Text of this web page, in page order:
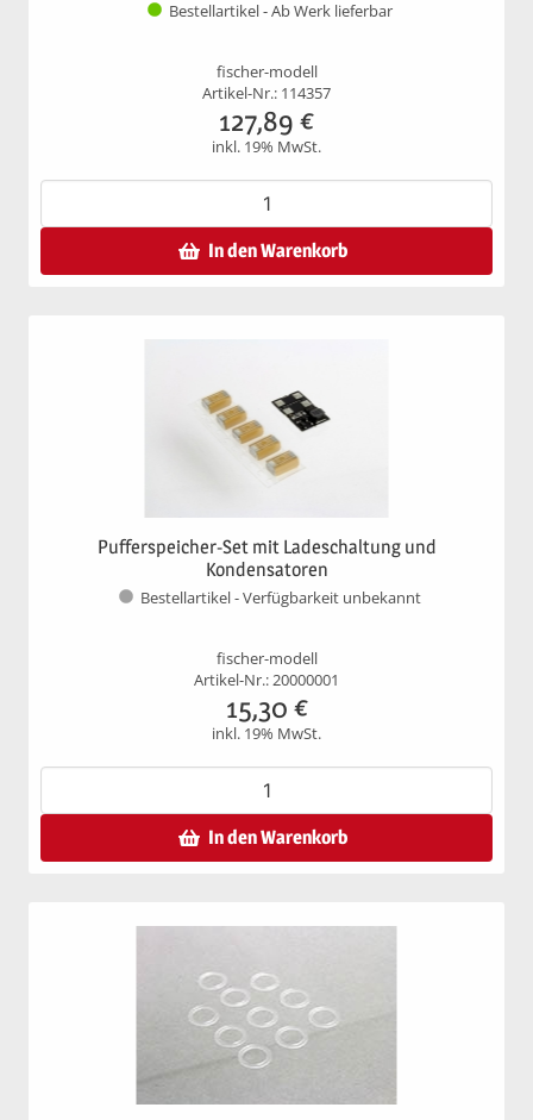
Bestellartikel - Ab Werk lieferbar
fischer-modell
Artikel-Nr.: 114357
127,89 €
inkl. 19% MwSt.
In den Warenkorb
Pufferspeicher-Set mit Ladeschaltung und
Kondensatoren
Bestellartikel - Verfügbarkeit unbekannt
fischer-modell
Artikel-Nr.: 20000001
15,30 €
inkl. 19% MwSt.
In den Warenkorb